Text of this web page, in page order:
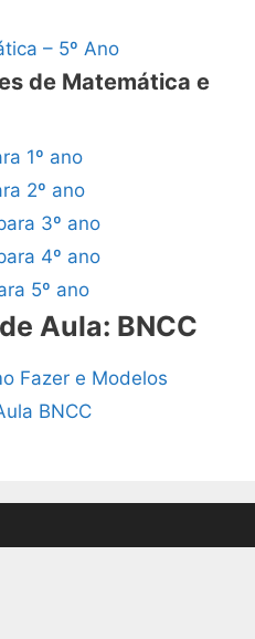
– 5º Ano
de Matemática e
1º ano
2º ano
3º ano
4º ano
5º ano
Aula: BNCC
Fazer e Modelos
BNCC